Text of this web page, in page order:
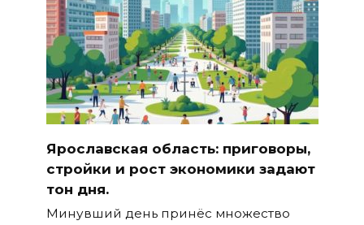
Ярославская область: приговоры,
стройки и рост экономики задают
тон дня.
Минувший день принёс множество